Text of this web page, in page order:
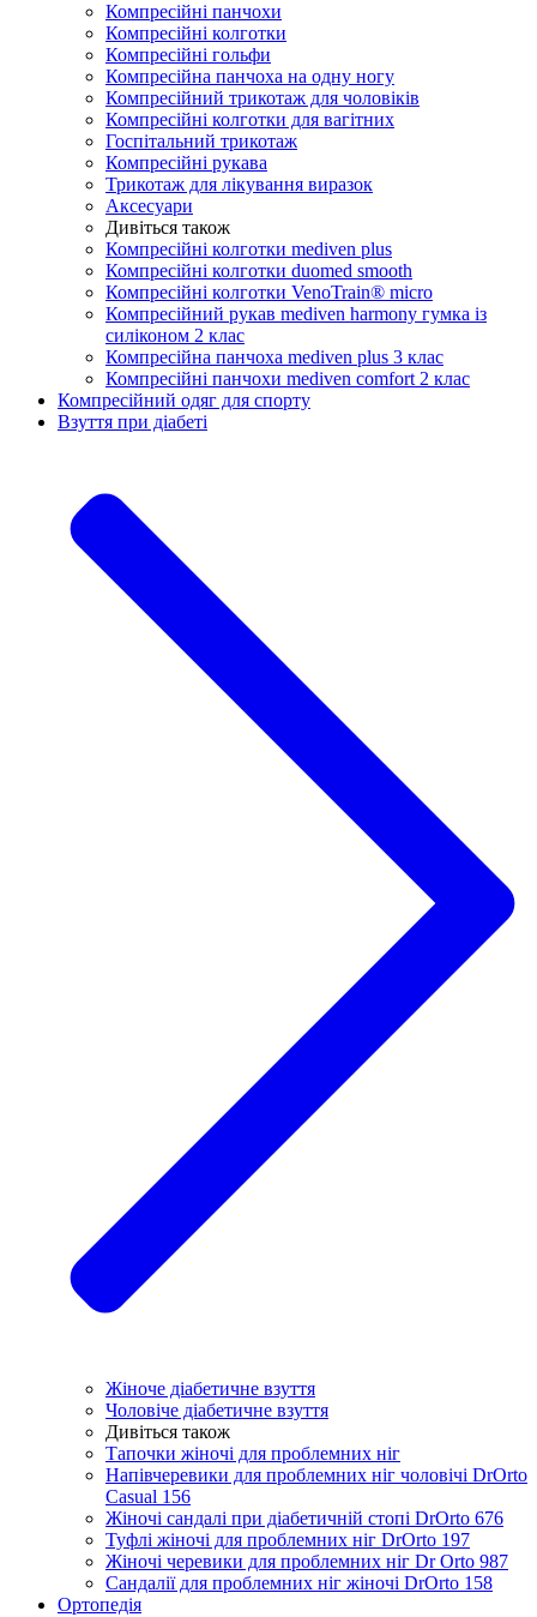
Компресійні панчохи
Компресійні колготки
Компресійні гольфи
Компресійна панчоха на одну ногу
Компресійний трикотаж для чоловіків
Компресійні колготки для вагітних
Госпітальний трикотаж
Компресійні рукава
Трикотаж для лікування виразок
Аксесуари
Дивіться також
Компресійні колготки mediven plus
Компресійні колготки duomed smooth
Компресійні колготки VenoTrain® micro
Компресійний рукав mediven harmony гумка із
силіконом 2 клас
Компресійна панчоха mediven plus 3 клас
Компресійні панчохи mediven comfort 2 клас
Компресійний одяг для спорту
Взуття при діабеті
Жіноче діабетичне взуття
Чоловіче діабетичне взуття
Дивіться також
Тапочки жіночі для проблемних ніг
Напівчеревики для проблемних ніг чоловічі DrOrto
Casual 156
Жіночі сандалі при діабетичній стопі DrOrto 676
Туфлі жіночі для проблемних ніг DrOrto 197
Жіночі черевики для проблемних ніг Dr Orto 987
Сандалії для проблемних ніг жіночі DrOrto 158
Ортопедія